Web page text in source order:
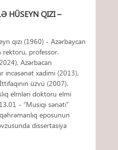
HÜSEYN QIZI –
qızı (1960) - Azərbaycan
rektoru, professor.
Azərbacan
incəsənət xadimi (2013),
üzvü (2007).
elmləri doktoru elmi
- “Musiqi sənəti”
eposunun
dissertasiya